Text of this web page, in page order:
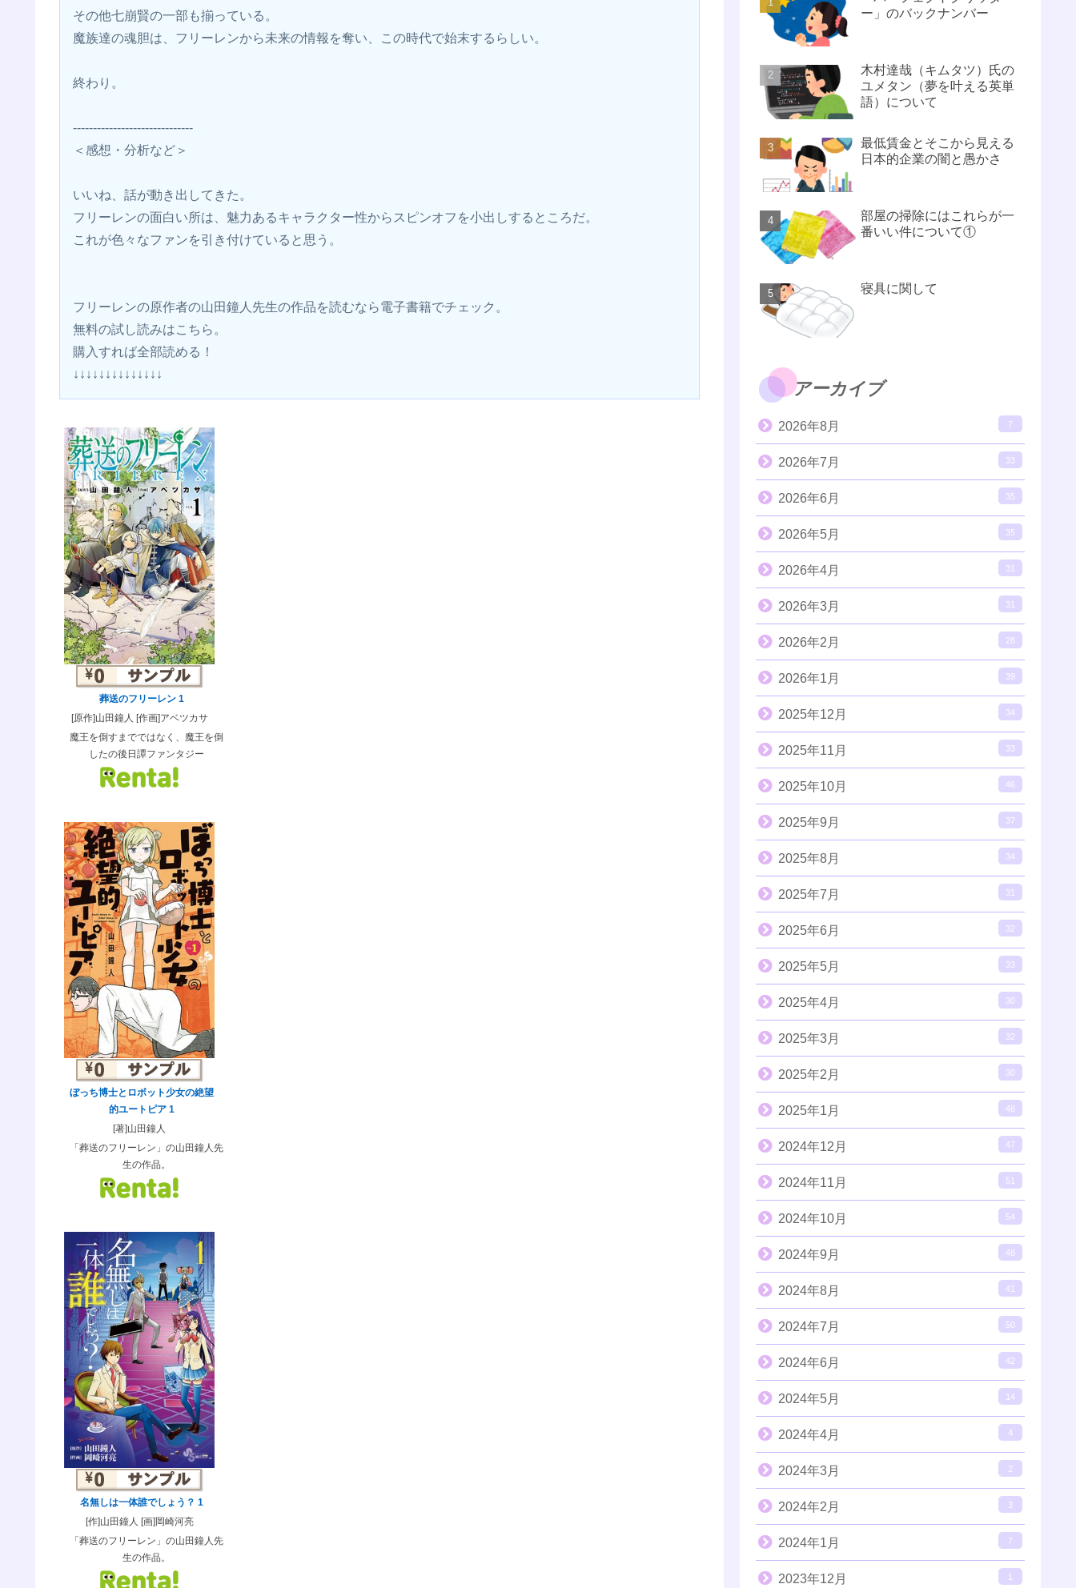
その他七崩賢の一部も揃っている。
魔族達の魂胆は、フリーレンから未来の情報を奪い、この時代で始末するらしい。
終わり。
------------------------------
＜感想・分析など＞
いいね、話が動き出してきた。
フリーレンの面白い所は、魅力あるキャラクター性からスピンオフを小出しするところだ。
これが色々なファンを引き付けていると思う。
フリーレンの原作者の山田鐘人先生の作品を読むなら電子書籍でチェック。
無料の試し読みはこちら。
購入すれば全部読める！
↓↓↓↓↓↓↓↓↓↓↓↓↓↓
葬送のフリーレン 1
[原作]山田鐘人 [作画]アベツカサ
魔王を倒すまでではなく、魔王を倒
したの後日譚ファンタジー
ぼっち博士とロボット少女の絶望
的ユートピア 1
[著]山田鐘人
「葬送のフリーレン」の山田鐘人先
生の作品。
名無しは一体誰でしょう？ 1
[作]山田鐘人 [画]岡崎河亮
「葬送のフリーレン」の山田鐘人先
生の作品。
ー」のバックナンバー
木村達哉（キムタツ）氏の
ユメタン（夢を叶える英単
語）について
最低賃金とそこから見える
日本的企業の闇と愚かさ
部屋の掃除にはこれらが一
番いい件について①
寝具に関して
アーカイブ
2026年8月 7
2026年7月 33
2026年6月 35
2026年5月 35
2026年4月 31
2026年3月 31
2026年2月 28
2026年1月 39
2025年12月 34
2025年11月 33
2025年10月 46
2025年9月 37
2025年8月 34
2025年7月 31
2025年6月 32
2025年5月 33
2025年4月 30
2025年3月 32
2025年2月 30
2025年1月 48
2024年12月 47
2024年11月 51
2024年10月 54
2024年9月 48
2024年8月 41
2024年7月 50
2024年6月 42
2024年5月 14
2024年4月 4
2024年3月 2
2024年2月 3
2024年1月 7
2023年12月 1